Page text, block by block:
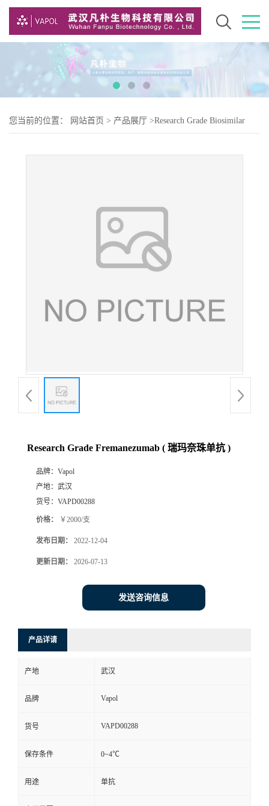
您当前的位置： 网站首页 > 产品展厅 >Research Grade Biosimilar
Research Grade Fremanezumab ( 瑞玛奈珠单抗 )
品牌： Vapol
产地： 武汉
货号： VAPD00288
价格： ￥2000/支
发布日期： 2022-12-04
更新日期： 2026-07-13
发送咨询信息
产品详请
产地 武汉
品牌 Vapol
货号 VAPD00288
保存条件 0~4℃
用途 单抗